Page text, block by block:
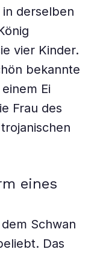
derselben
vier Kinder.
bekannte
Ei
Frau des
eines
Schwan
Das